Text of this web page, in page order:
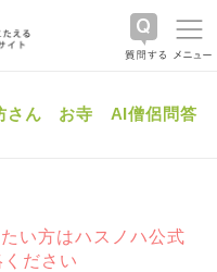
さん お寺 AI僧侶問答
い方はハスノハ公式
ださい